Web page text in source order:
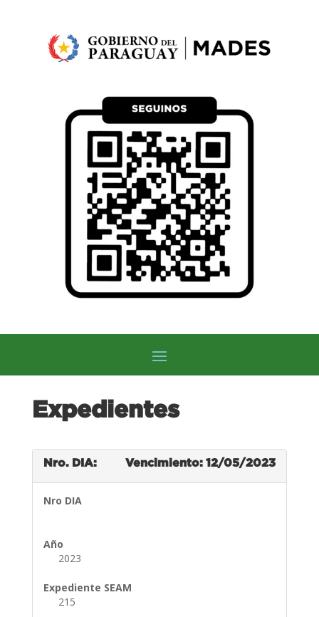
Expedientes
Nro. DIA: Vencimiento: 12/05/2023
Nro DIA
Año
2023
Expediente SEAM
215